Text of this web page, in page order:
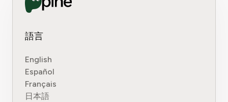
語言
English
Español
Français
日本語